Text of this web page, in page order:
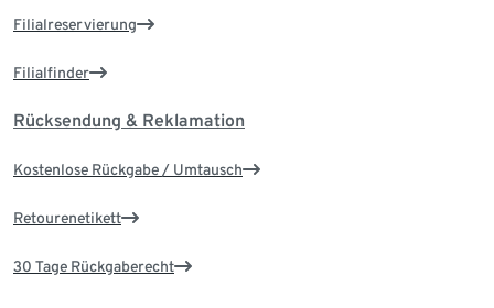
Filialreservierung
Filialfinder
Rücksendung & Reklamation
Kostenlose Rückgabe / Umtausch
Retourenetikett
30 Tage Rückgaberecht